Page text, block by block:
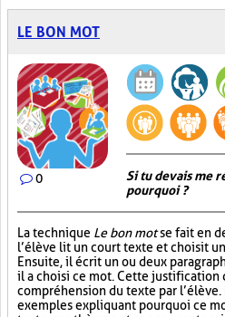
LE BON MOT
0
Si tu devais me
pourquoi ?
La technique Le bon motse fait en
l’élève lit un court texte et choisit
Ensuite, il écrit un ou deux
il a choisi ce mot. Cette
compréhension du texte par l’élève.
exemples expliquant pourquoi ce